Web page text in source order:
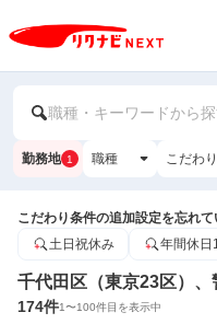
職種・キーワードから
勤務地 1 職種 こだわ
こだわり条件の追加設定を忘れて
土日祝休み
年間休日
千代田区（東京23区）
174件1〜100件目を表示中